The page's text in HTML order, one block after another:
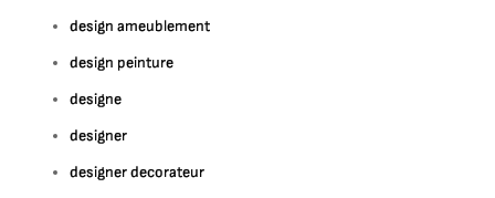
design ameublement
design peinture
designe
designer
designer decorateur